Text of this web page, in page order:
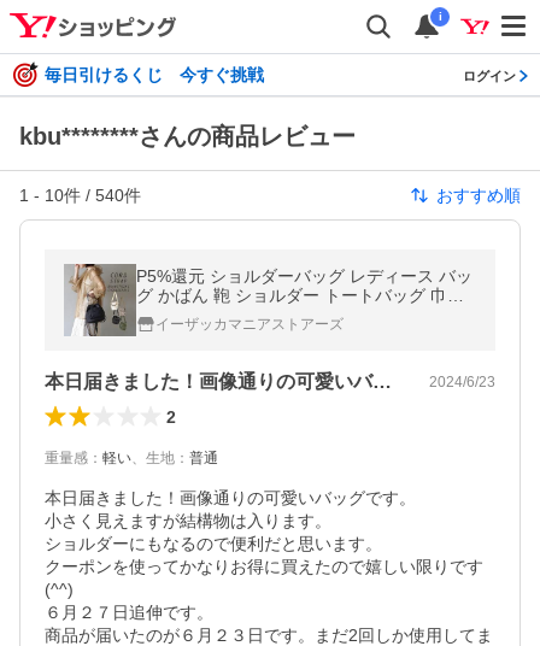
i
毎日引けるくじ 今すぐ挑戦 ログイン
kbu********さんの商品レビュー
1 - 10件 / 540件 おすすめ順
P5%還元 ショルダーバッグ レディース バッ
グ かばん 鞄 ショルダー トートバッグ 巾着
巾着ショルダーバッグ
イーザッカマニアストアーズ
本日届きました！画像通りの可愛いバッグ… 2024/6/23
2
重量感 ： 軽い、 生地 ： 普通
本日届きました！画像通りの可愛いバッグです。
小さく見えますが結構物は入ります。
ショルダーにもなるので便利だと思います。
クーポンを使ってかなりお得に買えたので嬉しい限りです
(^^)
６月２７日追伸です。
商品が届いたのが６月２３日です。まだ2回しか使用してま